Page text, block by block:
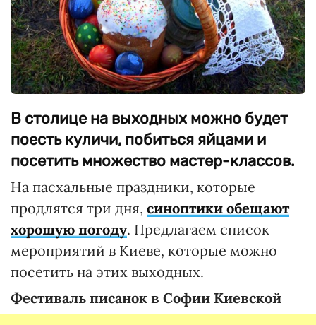
В столице на выходных можно будет
поесть куличи, побиться яйцами и
посетить множество мастер-классов.
На пасхальные праздники, которые
продлятся три дня, синоптики обещают
хорошую погоду. Предлагаем список
мероприятий в Киеве, которые можно
посетить на этих выходных.
Фестиваль писанок в Софии Киевской